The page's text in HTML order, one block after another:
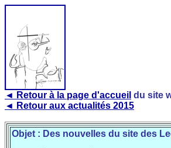
◄ Retour à la page d'accueil du site
◄ Retour aux actualités 2015
Objet : Des nouvelles du site des